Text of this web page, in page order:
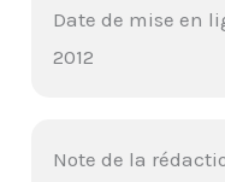
Date de mise en
2012
Note de la